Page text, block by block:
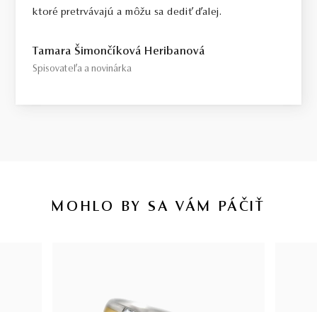
ktoré pretrvávajú a môžu sa dediť ďalej.
Tamara Šimončíková Heribanová
Spisovateľa a novinárka
MOHLO BY SA VÁM PÁČIŤ